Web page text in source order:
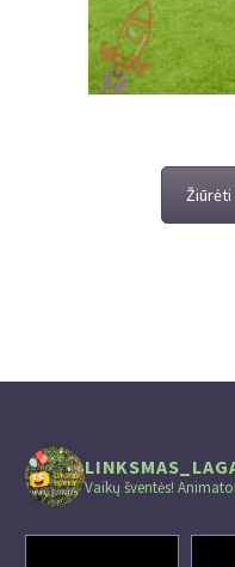
Žiūrėti
Vaikų šventės!